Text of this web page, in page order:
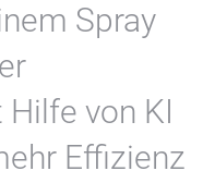
Spray
von KI
Effizienz